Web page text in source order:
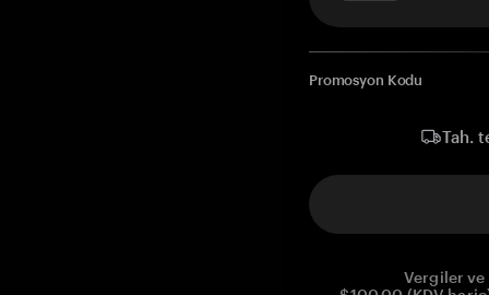
Promosyon Kodu
Tah.
Vergiler